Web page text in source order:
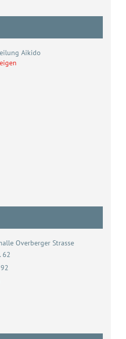
Aikido
Overberger Strasse
62